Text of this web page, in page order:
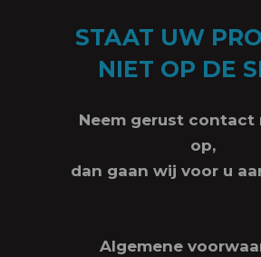
STAAT UW
NIET OP DE
Neem gerust contact
op,
dan gaan wij voor u
Algemene